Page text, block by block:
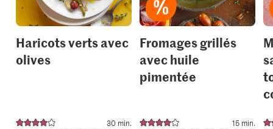
Haricots verts avec
olives
30 min.
Fromages grillés
avec huile
pimentée
15 min.